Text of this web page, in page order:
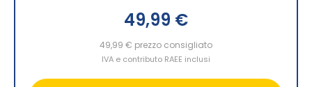
49,99 €
49,99 € prezzo consigliato
IVA e contributo RAEE inclusi